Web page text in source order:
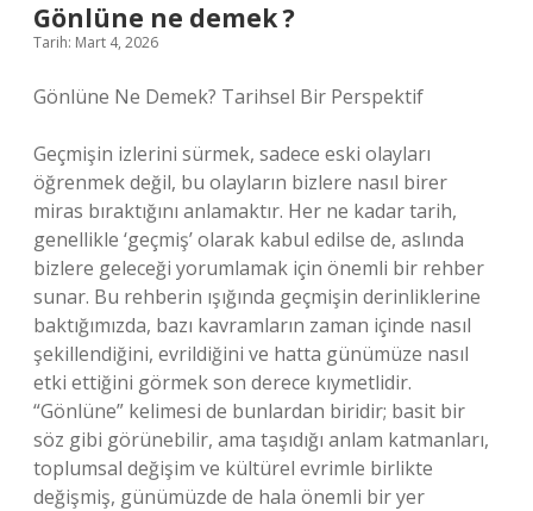
Gönlüne ne demek ?
Tarih: Mart 4, 2026
Gönlüne Ne Demek? Tarihsel Bir Perspektif
Geçmişin izlerini sürmek, sadece eski olayları
öğrenmek değil, bu olayların bizlere nasıl birer
miras bıraktığını anlamaktır. Her ne kadar tarih,
genellikle ‘geçmiş’ olarak kabul edilse de, aslında
bizlere geleceği yorumlamak için önemli bir rehber
sunar. Bu rehberin ışığında geçmişin derinliklerine
baktığımızda, bazı kavramların zaman içinde nasıl
şekillendiğini, evrildiğini ve hatta günümüze nasıl
etki ettiğini görmek son derece kıymetlidir.
“Gönlüne” kelimesi de bunlardan biridir; basit bir
söz gibi görünebilir, ama taşıdığı anlam katmanları,
toplumsal değişim ve kültürel evrimle birlikte
değişmiş, günümüzde de hala önemli bir yer